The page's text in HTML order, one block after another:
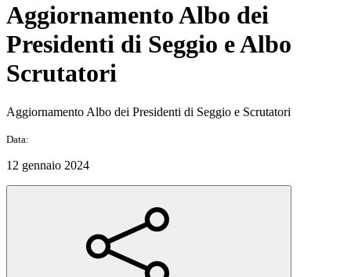
Aggiornamento Albo dei
Presidenti di Seggio e Albo
Scrutatori
Aggiornamento Albo dei Presidenti di Seggio e Scrutatori
Data:
12 gennaio 2024